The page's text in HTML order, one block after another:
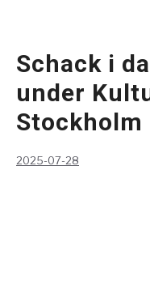
Schack i
under
Stockholm
2025-07-28